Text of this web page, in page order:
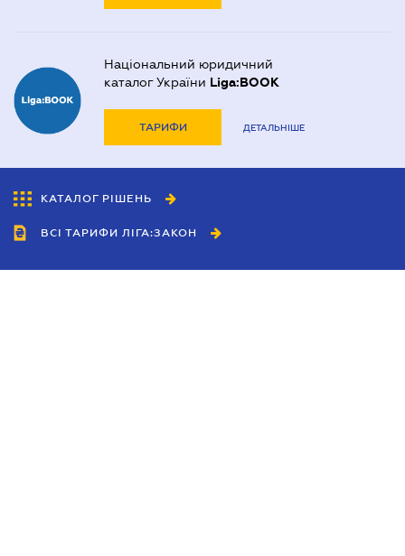
Національний юридичний
каталог України Liga:BOOK
ТАРИФИ ДЕТАЛЬНІШЕ
КАТАЛОГ РІШЕНЬ
ВСІ ТАРИФИ ЛІГА:ЗАКОН